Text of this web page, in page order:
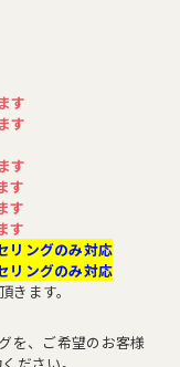
す
す
す
す
す
す
リングのみ対応
リングのみ対応
ます。
を、ご希望のお客様